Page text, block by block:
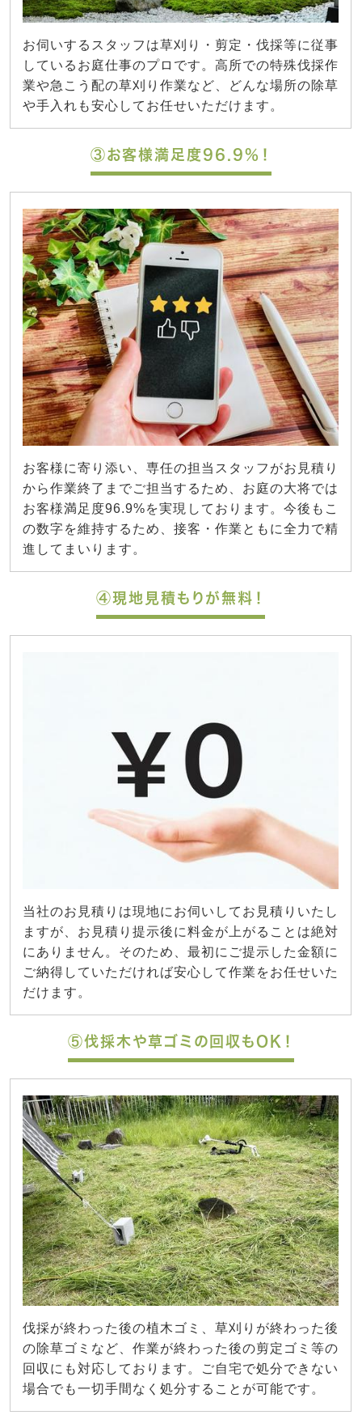
お伺いするスタッフは草刈り・剪定・伐採等に従事
しているお庭仕事のプロです。高所での特殊伐採作
業や急こう配の草刈り作業など、どんな場所の除草
や手入れも安心してお任せいただけます。
③お客様満足度96.9%！
お客様に寄り添い、専任の担当スタッフがお見積り
から作業終了までご担当するため、お庭の大将では
お客様満足度96.9%を実現しております。今後もこ
の数字を維持するため、接客・作業ともに全力で精
進してまいります。
④現地見積もりが無料！
当社のお見積りは現地にお伺いしてお見積りいたし
ますが、お見積り提示後に料金が上がることは絶対
にありません。そのため、最初にご提示した金額に
ご納得していただければ安心して作業をお任せいた
だけます。
⑤伐採木や草ゴミの回収もOK！
伐採が終わった後の植木ゴミ、草刈りが終わった後
の除草ゴミなど、作業が終わった後の剪定ゴミ等の
回収にも対応しております。ご自宅で処分できない
場合でも一切手間なく処分することが可能です。